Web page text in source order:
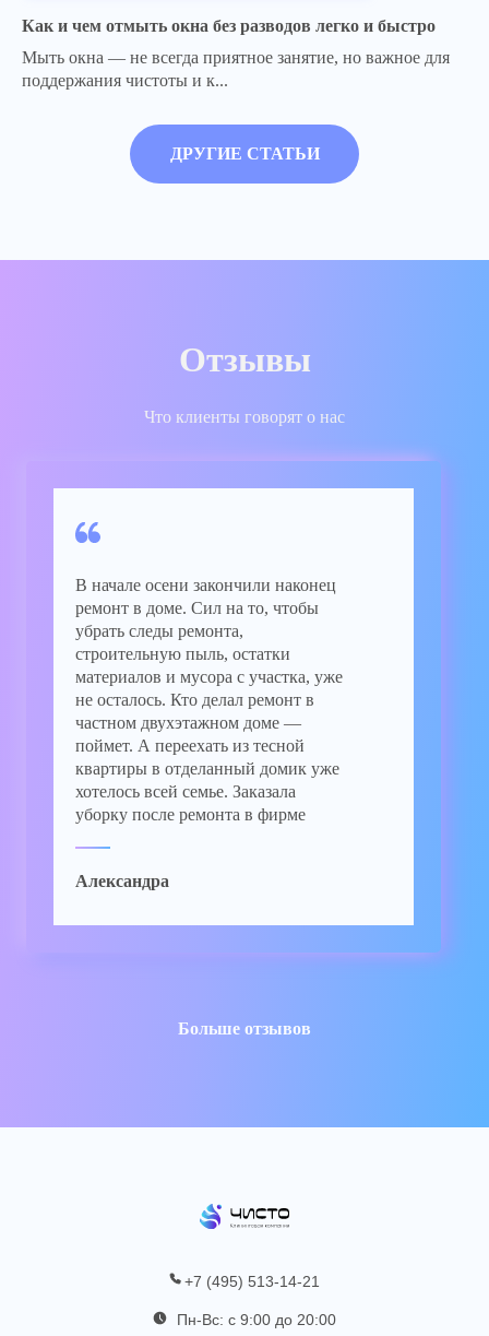
Как и чем отмыть окна без разводов легко и быстро
Мыть окна — не всегда приятное занятие, но важное для
поддержания чистоты и к...
ДРУГИЕ СТАТЬИ
Отзывы
Что клиенты говорят о нас
В начале осени закончили наконец
ремонт в доме. Сил на то, чтобы
убрать следы ремонта,
строительную пыль, остатки
материалов и мусора с участка, уже
не осталось. Кто делал ремонт в
частном двухэтажном доме —
поймет. А переехать из тесной
квартиры в отделанный домик уже
хотелось всей семье. Заказала
уборку после ремонта в фирме
качественно и, главное, чисто.
Александра
Больше отзывов
+7 (495) 513-14-21
Пн-Вс: с 9:00 до 20:00